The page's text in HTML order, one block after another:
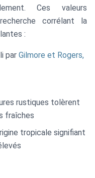
Ces valeurs
corrélant la
:
par Gilmore et Rogers,
rustiques tolèrent
fraîches
tropicale signifiant